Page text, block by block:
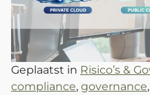
Geplaatst in Risico’s &
compliance, governance,